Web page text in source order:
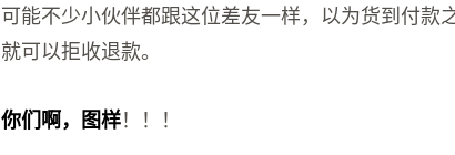
可能不少小伙伴都跟这位差友一样，以为货到付款
就可以拒收退款。
你们啊，图样！！！